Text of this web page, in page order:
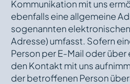
Kommunikation mit uns
ebenfalls eine allgemeine
sogenannten
Adresse) umfasst. Sofern
Person per E-Mail oder
den Kontakt mit uns
der betroffenen Person